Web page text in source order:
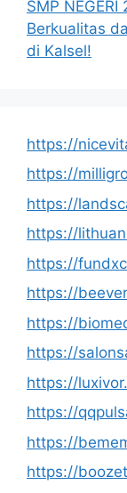
SMP
Berkualitas
di Kalsel!
https://
https://
https://
https://
https://
https://
https://
https://
https://
https://
https://
https://